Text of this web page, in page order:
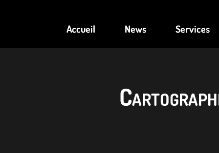
Accueil News Services